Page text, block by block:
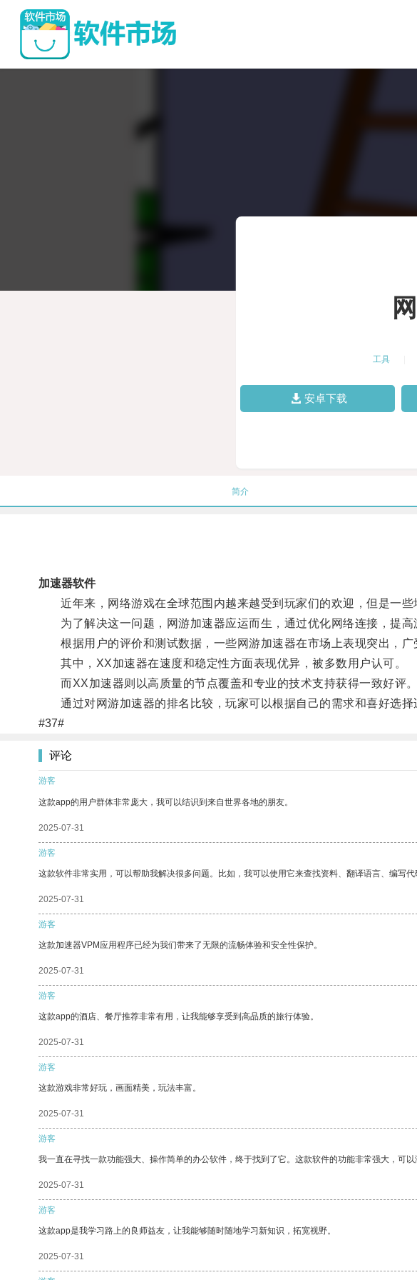
工具
安卓下载
简介
加速器软件
近年来，网络游戏在全球范围内越来越受到玩家们的欢迎，但是一些
为了解决这一问题，网游加速器应运而生，通过优化网络连接，提高
根据用户的评价和测试数据，一些网游加速器在市场上表现突出，广
其中，XX加速器在速度和稳定性方面表现优异，被多数用户认可。
而XX加速器则以高质量的节点覆盖和专业的技术支持获得一致好评。
通过对网游加速器的排名比较，玩家可以根据自己的需求和喜好选择
#37#
评论
游客
这款app的用户群体非常庞大，我可以结识到来自世界各地的朋友。
2025-07-31
游客
这款软件非常实用，可以帮助我解决很多问题。比如，我可以使用它来查找资料、翻译语言、编写代
2025-07-31
游客
这款加速器VPM应用程序已经为我们带来了无限的流畅体验和安全性保护。
2025-07-31
游客
这款app的酒店、餐厅推荐非常有用，让我能够享受到高品质的旅行体验。
2025-07-31
游客
这款游戏非常好玩，画面精美，玩法丰富。
2025-07-31
游客
我一直在寻找一款功能强大、操作简单的办公软件，终于找到了它。这款软件的功能非常强大，可
2025-07-31
游客
这款app是我学习路上的良师益友，让我能够随时随地学习新知识，拓宽视野。
2025-07-31